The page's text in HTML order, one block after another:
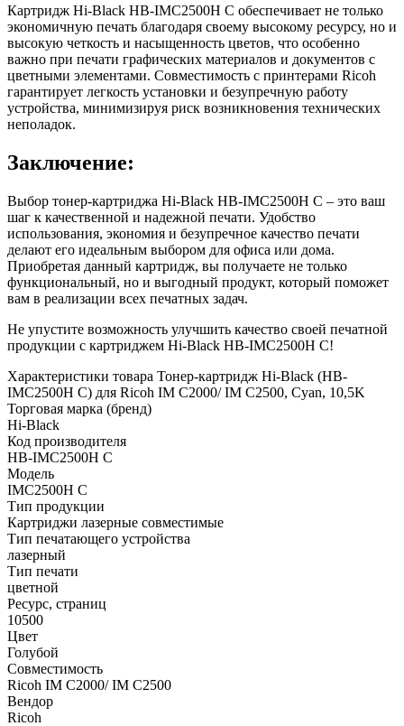
Картридж Hi-Black HB-IMC2500H C обеспечивает не только
экономичную печать благодаря своему высокому ресурсу, но и
высокую четкость и насыщенность цветов, что особенно
важно при печати графических материалов и документов с
цветными элементами. Совместимость с принтерами Ricoh
гарантирует легкость установки и безупречную работу
устройства, минимизируя риск возникновения технических
неполадок.
Заключение:
Выбор тонер-картриджа Hi-Black HB-IMC2500H C – это ваш
шаг к качественной и надежной печати. Удобство
использования, экономия и безупречное качество печати
делают его идеальным выбором для офиса или дома.
Приобретая данный картридж, вы получаете не только
функциональный, но и выгодный продукт, который поможет
вам в реализации всех печатных задач.
Не упустите возможность улучшить качество своей печатной
продукции с картриджем Hi-Black HB-IMC2500H C!
Характеристики товара Тонер-картридж Hi-Black (HB-
IMC2500H C) для Ricoh IM C2000/ IM C2500, Cyan, 10,5K
Торговая марка (бренд)
Hi-Black
Код производителя
HB-IMC2500H C
Модель
IMC2500H C
Тип продукции
Картриджи лазерные совместимые
Тип печатающего устройства
лазерный
Тип печати
цветной
Ресурс, страниц
10500
Цвет
Голубой
Совместимость
Ricoh IM C2000/ IM C2500
Вендор
Ricoh